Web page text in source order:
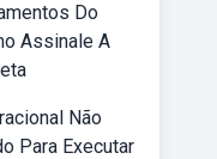
Do
Assinale A
Não
Para Executar